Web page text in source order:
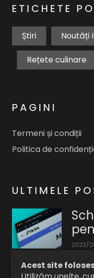
ETICHETE
Știri Noutăți
Rețete culinare
PAGINI
Termeni și condiții
Politica de
ULTIMELE
2023/
Acest site